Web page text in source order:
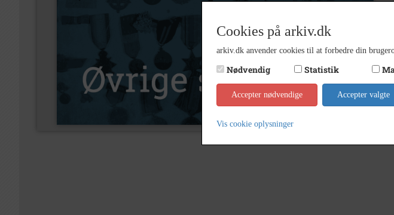
Cookies på arkiv.dk
arkiv.dk anvender cookies til at forbedre din
Nødvendig Statistik
Accepter nødvendige Accepter valgte
Vis cookie oplysninger